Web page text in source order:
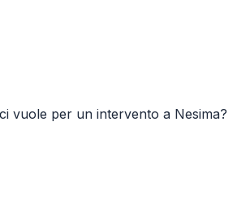
vuole per un intervento a Nesima?